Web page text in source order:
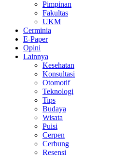
Pimpinan
Fakultas
UKM
Cerminia
E-Paper
Opini
Lainnya
Kesehatan
Konsultasi
Otomotif
Teknologi
Tips
Budaya
Wisata
Puisi
Cerpen
Cerbung
Resensi